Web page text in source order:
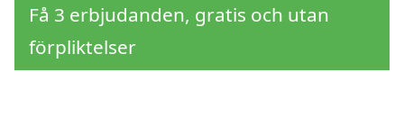
Få 3 erbjudanden, gratis och utan
förpliktelser